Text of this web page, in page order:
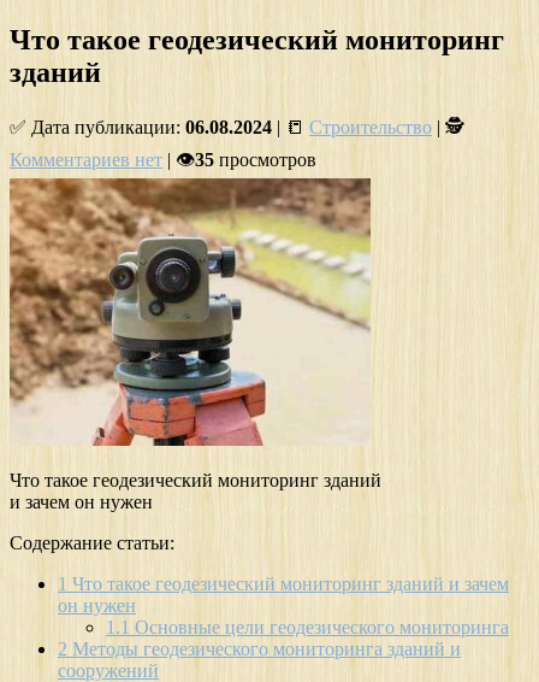
Что такое геодезический мониторинг
зданий
✅ Дата публикации: 06.08.2024 | 📒 Строительство | 🕵
Комментариев нет | 👁35 просмотров
Что такое геодезический мониторинг зданий
и зачем он нужен
Содержание статьи:
1 Что такое геодезический мониторинг зданий и зачем
он нужен
1.1 Основные цели геодезического мониторинга
2 Методы геодезического мониторинга зданий и
сооружений